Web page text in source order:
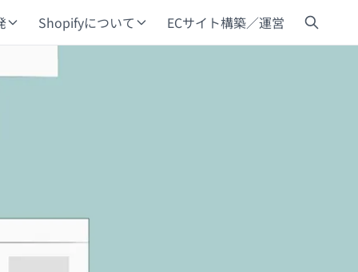
Shopifyについて ECサイト構築／運営